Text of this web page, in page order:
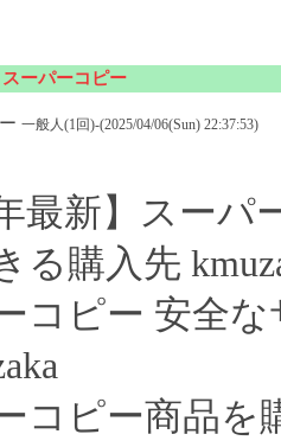
スーパーコピー
一般人(1回)-(2025/04/06(Sun) 22:37:53)
年最新】スー
る購入先
コピー 安全
コピー商品を